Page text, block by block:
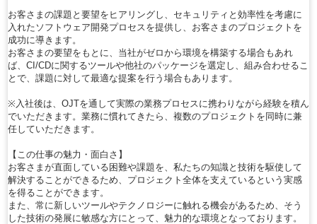
お客さまの課題と要望をヒアリングし、セキュリティと効率性を考慮に
入れたソフトウェア開発プロセスを提供し、お客さまのプロジェクトを
成功に導きます。
お客さまの要望をもとに、当社がゼロから環境を構築する場合もあれ
ば、CI/CDに関するツールや他社のパッケージを選定し、組み合わせるこ
とで、課題に対して最適な提案を行う場合もあります。
※入社後は、OJTを通して実際の業務プロセスに携わりながら経験を積ん
でいただきます。業務に慣れてきたら、複数のプロジェクトを同時に兼
任していただきます。
【この仕事の魅力・面白さ】
お客さまが直面している困難や課題を、私たちの知識と技術を駆使して
解決することができるため、プロジェクト全体を支えているという実感
を得ることができます。
また、常に新しいツールやテクノロジーに触れる機会があるため、そう
した技術の発展に敏感な方にとって、魅力的な環境となっております。